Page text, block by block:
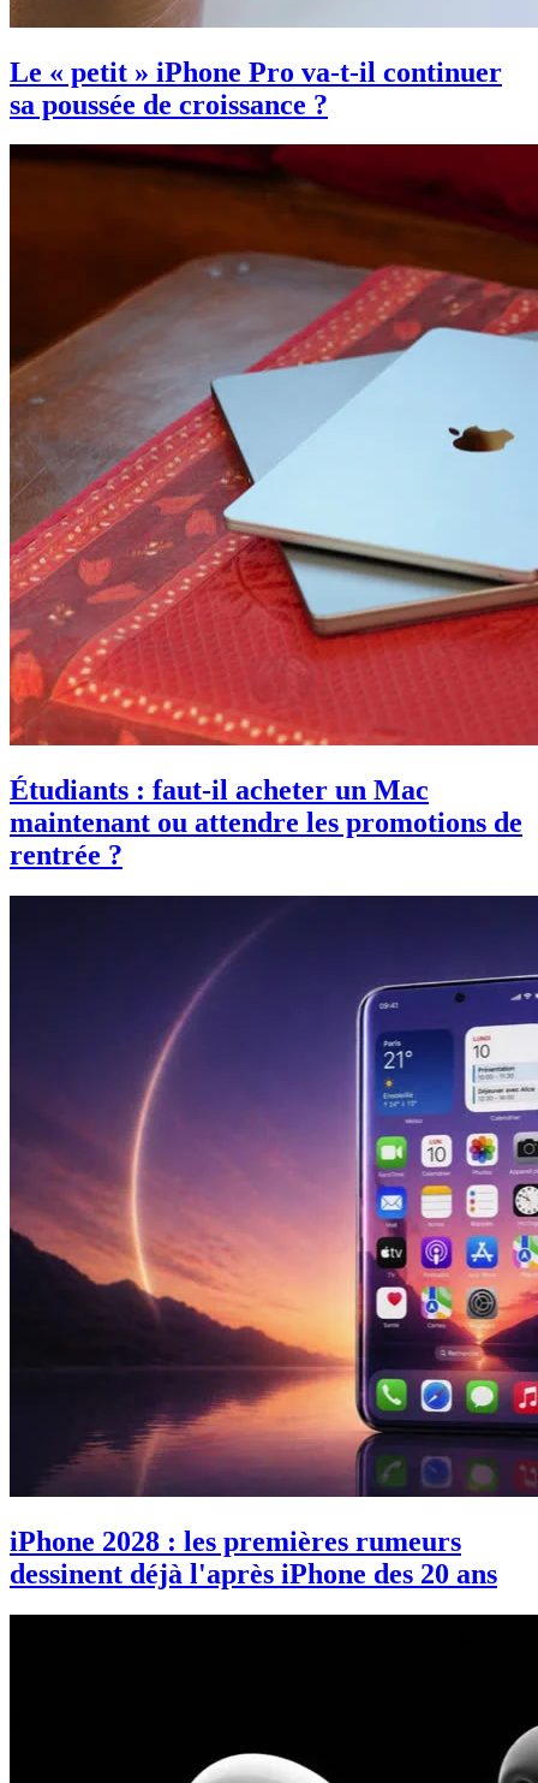
Le « petit » iPhone Pro va-t-il continuer
sa poussée de croissance ?
Étudiants : faut-il acheter un Mac
maintenant ou attendre les promotions de
rentrée ?
iPhone 2028 : les premières rumeurs
dessinent déjà l'après iPhone des 20 ans